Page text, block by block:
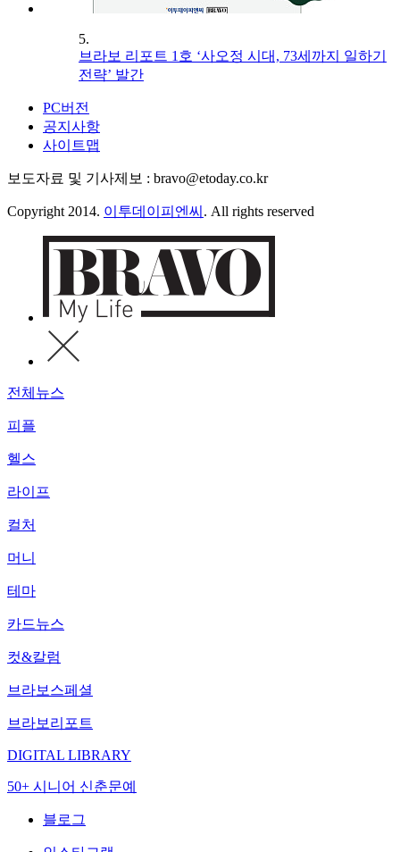
5.
브라보 리포트 1호 ‘사오정 시대, 73세까지 일하기
전략’ 발간
PC버전
공지사항
사이트맵
보도자료 및 기사제보 : bravo@etoday.co.kr
Copyright 2014. 이투데이피엔씨 . All rights reserved
전체뉴스
피플
헬스
라이프
컬처
머니
테마
카드뉴스
컷&칼럼
브라보스페셜
브라보리포트
DIGITAL LIBRARY
50+ 시니어 신춘문예
블로그